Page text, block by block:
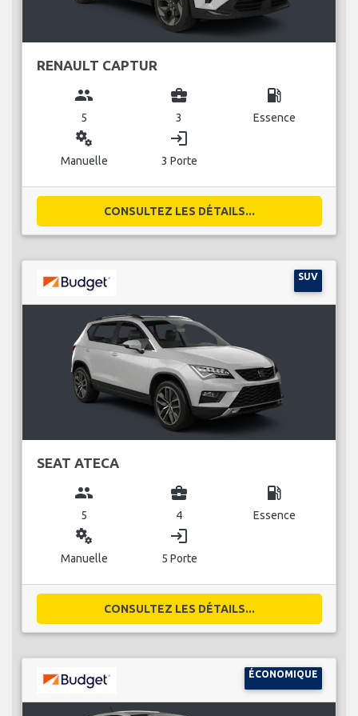
RENAULT CAPTUR
group
5
business_center
3
local_gas_station
Essence
miscellaneous_services
Manuelle
login
3 Porte
CONSULTEZ LES DÉTAILS...
SUV
SEAT ATECA
group
5
business_center
4
local_gas_station
Essence
miscellaneous_services
Manuelle
login
5 Porte
CONSULTEZ LES DÉTAILS...
ÉCONOMIQUE